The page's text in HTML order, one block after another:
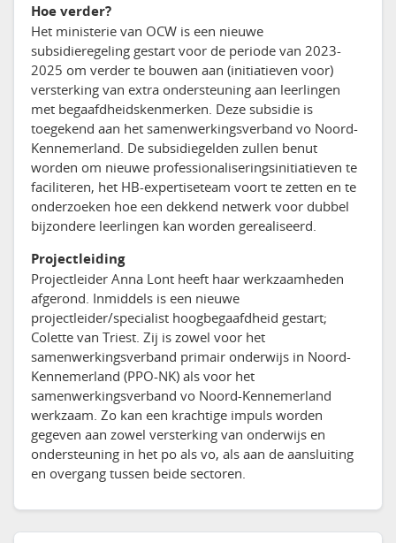
Hoe verder?
Het ministerie van OCW is een nieuwe
subsidieregeling gestart voor de periode van 2023-
2025 om verder te bouwen aan (initiatieven voor)
versterking van extra ondersteuning aan leerlingen
met begaafdheidskenmerken. Deze subsidie is
toegekend aan het samenwerkingsverband vo Noord-
Kennemerland. De subsidiegelden zullen benut
worden om nieuwe professionaliseringsinitiatieven te
faciliteren, het HB-expertiseteam voort te zetten en te
onderzoeken hoe een dekkend netwerk voor dubbel
bijzondere leerlingen kan worden gerealiseerd.
Projectleiding
Projectleider Anna Lont heeft haar werkzaamheden
afgerond. Inmiddels is een nieuwe
projectleider/specialist hoogbegaafdheid gestart;
Colette van Triest. Zij is zowel voor het
samenwerkingsverband primair onderwijs in Noord-
Kennemerland (PPO-NK) als voor het
samenwerkingsverband vo Noord-Kennemerland
werkzaam. Zo kan een krachtige impuls worden
gegeven aan zowel versterking van onderwijs en
ondersteuning in het po als vo, als aan de aansluiting
en overgang tussen beide sectoren.